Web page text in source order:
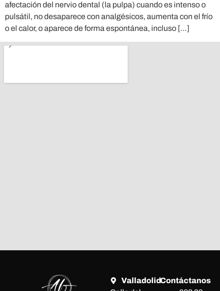
afectación del nervio dental (la pulpa) cuando es intenso o
pulsátil, no desaparece con analgésicos, aumenta con el frío
o el calor, o aparece de forma espontánea, incluso […]
ValladolidContáctanos